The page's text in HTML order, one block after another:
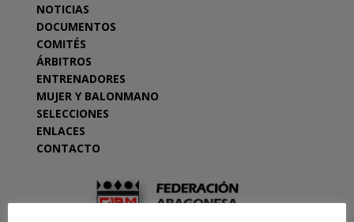
NOTICIAS
DOCUMENTOS
COMITÉS
ÁRBITROS
ENTRENADORES
MUJER Y BALONMANO
SELECCIONES
ENLACES
CONTACTO